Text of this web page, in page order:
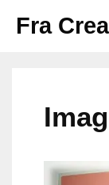
Fra